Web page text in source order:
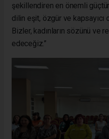
şekillendiren en önemli
dilin eşit, özgür ve kapsayıcı
Bizler, kadınların sözünü ve
edeceğiz.”